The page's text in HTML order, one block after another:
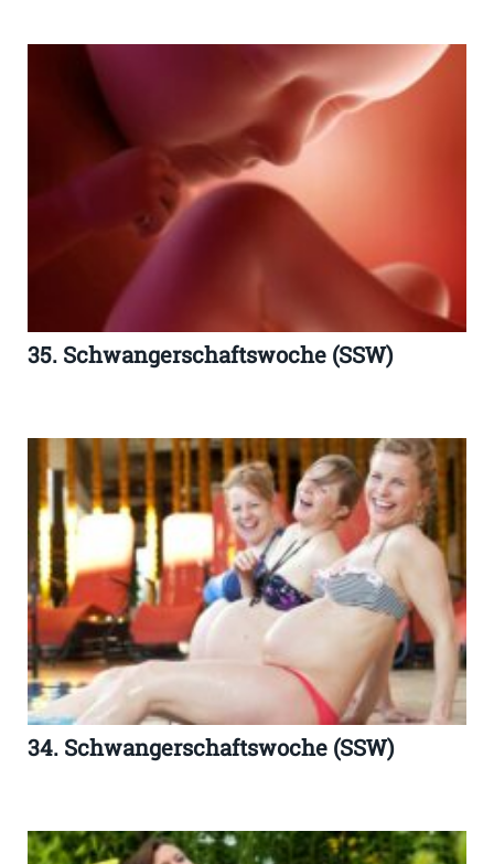
35. Schwangerschaftswoche (SSW)
34. Schwangerschaftswoche (SSW)